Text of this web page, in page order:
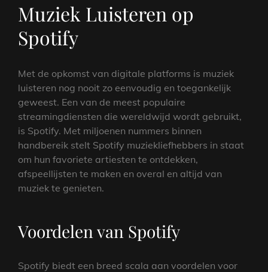
Muziek Luisteren op
Spotify
Met de opkomst van digitale platforms is muziek
luisteren nog nooit zo eenvoudig en toegankelijk
geweest. Een van de meest populaire
streamingdiensten die wereldwijd wordt gebruikt,
is Spotify. Met miljoenen nummers binnen
handbereik stelt Spotify muziekliefhebbers in staat
om hun favoriete artiesten te ontdekken,
afspeellijsten te maken en overal en altijd van
muziek te genieten.
Voordelen van Spotify
Spotify biedt een breed scala aan voordelen voor